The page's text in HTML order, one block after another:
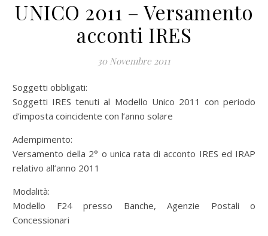
UNICO 2011 – Versamento
acconti IRES
30 Novembre 2011
Soggetti obbligati:
Soggetti IRES tenuti al Modello Unico 2011 con periodo
d’imposta coincidente con l’anno solare
Adempimento:
Versamento della 2° o unica rata di acconto IRES ed IRAP
relativo all’anno 2011
Modalità:
Modello F24 presso Banche, Agenzie Postali o
Concessionari